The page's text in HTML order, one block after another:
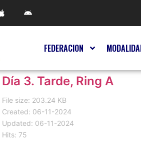
FEDERACION
Día 3. Tarde, Ring A
File size: 203.24 KB
Created: 06-11-2024
Updated: 06-11-2024
Hits: 75